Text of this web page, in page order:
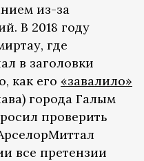
из-за
В 2018 году
где
в заголовки
как его «завалило»
города Галым
проверить
все претензии